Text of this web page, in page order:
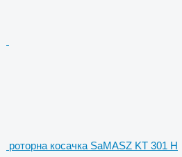
роторна косачка SaMASZ KT 301 H